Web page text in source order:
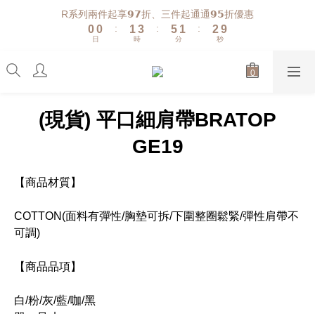
R系列兩件起享𝟵𝟳折、三件起通通𝟵𝟱折優惠
1
0
1
0
日
:
2
1
0
4
3
2
時
:
6
5
4
2
1
0
分
:
3
2
1
9
8
3
秒
(現貨) 平口細肩帶BRATOP
GE19
【商品材質】
COTTON(面料有彈性/胸墊可拆/下圍整圈鬆緊/彈性肩帶不
可調)
【商品品項】
白/粉/灰/藍/咖/黑